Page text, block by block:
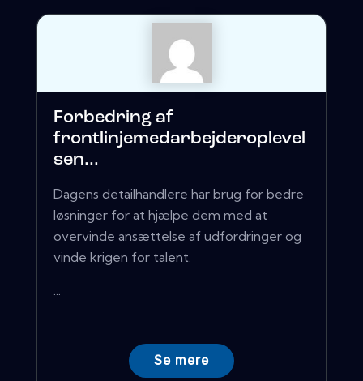
Forbedring af
frontlinjemedarbejderoplevel
sen...
Dagens detailhandlere har brug for bedre
løsninger for at hjælpe dem med at
overvinde ansættelse af udfordringer og
vinde krigen for talent.
...
Se mere